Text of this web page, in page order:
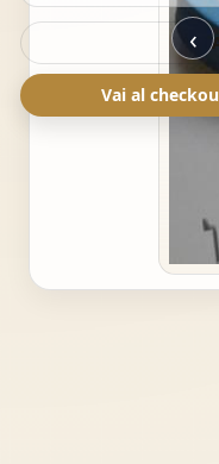
Vai al
‹